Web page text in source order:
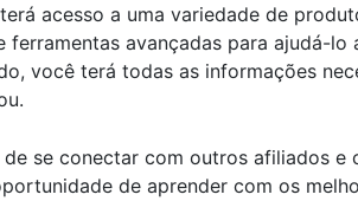
acesso a uma variedade de
avançadas para ajudá-
você terá todas as informações
se conectar com outros afiliados
de aprender com os